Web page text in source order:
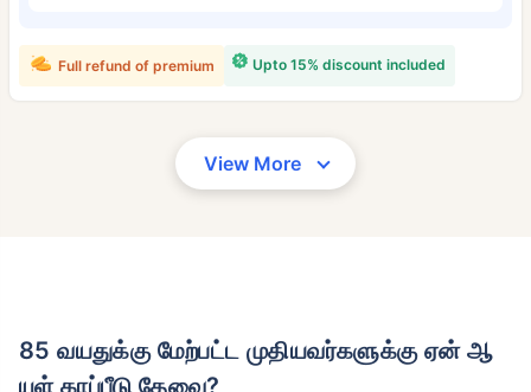
Upto 15% discount included
Full refund of premium
View More
85 வயதுக்கு மேற்பட்ட முதியவர்களுக்கு ஏன் ஆ
யுள் காப்பீடு தேவை?